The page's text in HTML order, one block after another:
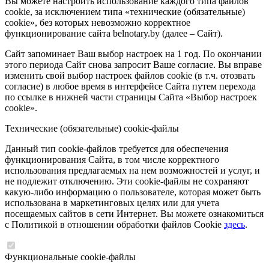
cookie, за исключением типа «технические (обязательные)
cookie», без которых невозможно корректное
функционирование сайта belnotary.by (далее – Сайт).
Сайт запоминает Ваш выбор настроек на 1 год. По окончании
этого периода Сайт снова запросит Ваше согласие. Вы вправе
изменить свой выбор настроек файлов cookie (в т.ч. отозвать
согласие) в любое время в интерфейсе Сайта путем перехода
по ссылке в нижней части страницы Сайта «Выбор настроек
cookie».
Технические (обязательные) cookie-файлы
Данный тип cookie-файлов требуется для обеспечения
функционирования Сайта, в том числе корректного
использования предлагаемых на нем возможностей и услуг, и
не подлежит отключению. Эти cookie-файлы не сохраняют
какую-либо информацию о пользователе, которая может быть
использована в маркетинговых целях или для учета
посещаемых сайтов в сети Интернет. Вы можете ознакомиться
с Политикой в отношении обработки файлов Cookie здесь.
Функциональные cookie-файлы